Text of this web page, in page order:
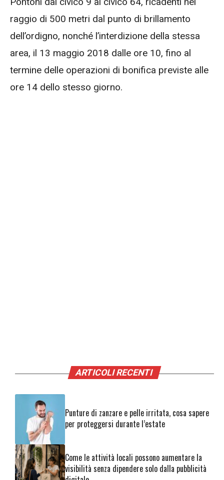
raggio di 500 metri dal punto di brillamento
dell’ordigno, nonché l’interdizione della stessa
area, il 13 maggio 2018 dalle ore 10, fino al
termine delle operazioni di bonifica previste alle
ore 14 dello stesso giorno.
ARTICOLI RECENTI
Punture di zanzare e pelle irritata, cosa sapere
per proteggersi durante l’estate
Come le attività locali possono aumentare la
visibilità senza dipendere solo dalla pubblicità